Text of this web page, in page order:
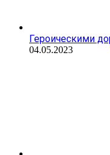
Героическими
04.05.2023